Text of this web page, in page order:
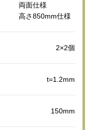
両面仕様
高さ850mm仕様
2×2個
t=1.2mm
150mm